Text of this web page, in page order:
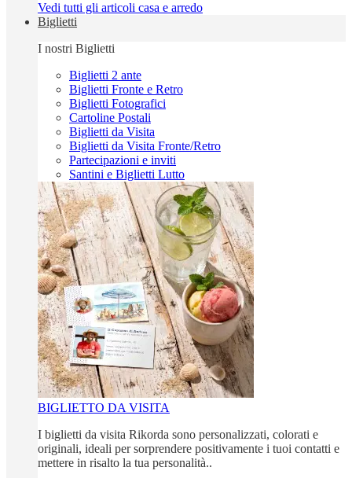
Vedi tutti gli articoli casa e arredo
Biglietti
I nostri Biglietti
Biglietti 2 ante
Biglietti Fronte e Retro
Biglietti Fotografici
Cartoline Postali
Biglietti da Visita
Biglietti da Visita Fronte/Retro
Partecipazioni e inviti
Santini e Biglietti Lutto
BIGLIETTO DA VISITA
I biglietti da visita Rikorda sono personalizzati, colorati e
originali, ideali per sorprendere positivamente i tuoi contatti e
mettere in risalto la tua personalità..